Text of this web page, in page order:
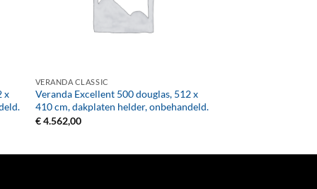
x
VERANDA CLASSIC
Veranda Excellent 500 douglas, 512 x
410 cm, dakplaten helder, onbehandeld.
€4.562,00